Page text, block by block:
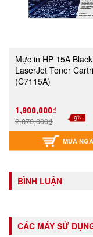
Mực in HP 15A Black
LaserJet Toner
(C7115A)
1,900,000₫
2,070,000₫ -9%
MUA
BÌNH LUẬN
CÁC MÁY SỬ